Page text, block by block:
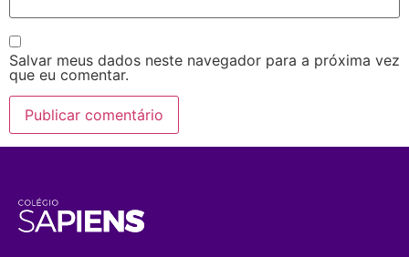
Salvar meus dados neste navegador para a próxima vez
que eu comentar.